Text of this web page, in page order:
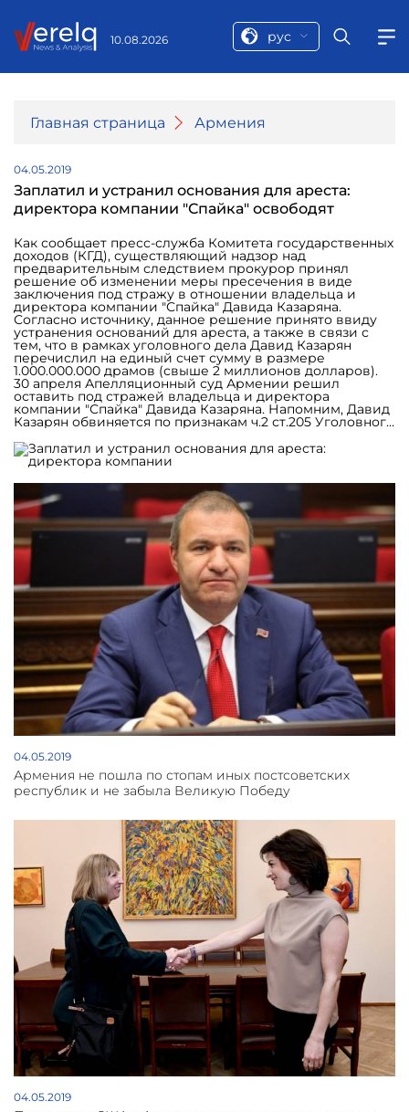
10.08.2026 рус
Главная страница Армения
04.05.2019
Заплатил и устранил основания для ареста:
директора компании "Спайка" освободят
Как сообщает пресс-служба Комитета государственных
доходов (КГД), существляющий надзор над
предварительным следствием прокурор принял
решение об изменении меры пресечения в виде
заключения под стражу в отношении владельца и
директора компании "Спайка" Давида Казаряна.
Согласно источнику, данное решение принято ввиду
устранения оснований для ареста, а также в связи с
тем, что в рамках уголовного дела Давид Казарян
перечислил на единый счет сумму в размере
1.000.000.000 драмов (свыше 2 миллионов долларов).
30 апреля Апелляционный суд Армении решил
оставить под стражей владельца и директора
компании "Спайка" Давида Казаряна. Напомним, Давид
Казарян обвиняется по признакам ч.2 ст.205 Уголовного
пошлин или иных обязательных платежей в особо
крупных размерах. Комитет госдоходов обвинил
компанию в неуплате чуть больше 7 миллиардов
драмов налогов (немногим больше 14 млн долларов).
04.05.2019
Армения не пошла по стопам иных постсоветских
республик и не забыла Великую Победу
04.05.2019